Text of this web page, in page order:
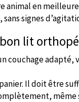
animal en
signes
bon lit
couchage
Il doit être